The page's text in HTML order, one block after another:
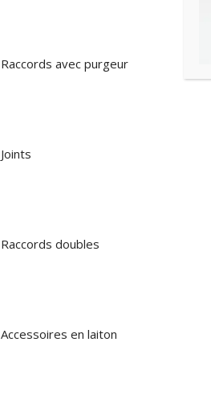
Raccords avec purgeur
Joints
Raccords doubles
Accessoires en laiton